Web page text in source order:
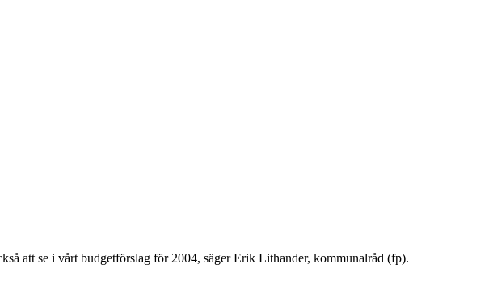
att se i vårt budgetförslag för 2004, säger Erik Lithander, kommunalråd (fp).